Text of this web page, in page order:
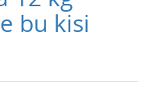
bu kisi